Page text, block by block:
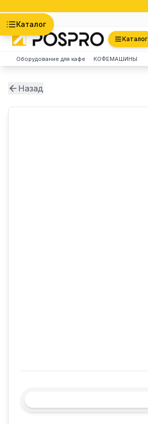
Каталог
Каталог
Оборудование для кафе КОФЕМАШИНЫ
Назад